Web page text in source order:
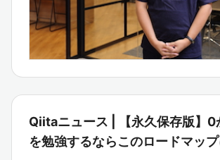
Qiitaニュース | 【永久保存版】
を勉強するならこのロードマップ